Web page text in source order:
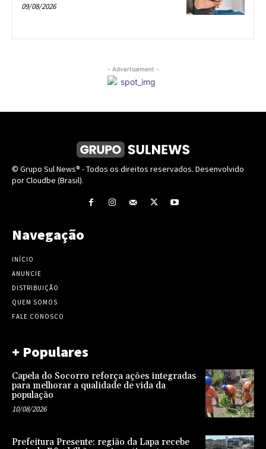
09/08/2026
- Advertisement -
© Grupo Sul News® - Todos os direitos reservados. Desenvolvido
por Cloudbe (Brasil).
Navegação
INÍCIO
ANUNCIE
DISTRIBUIÇÃO
QUEM SOMOS
FALE CONOSCO
+ Populares
Capela do Socorro reforça ações integradas
para melhorar a qualidade de vida da
população
10/08/2026
Prefeitura Presente: região da Lapa recebe